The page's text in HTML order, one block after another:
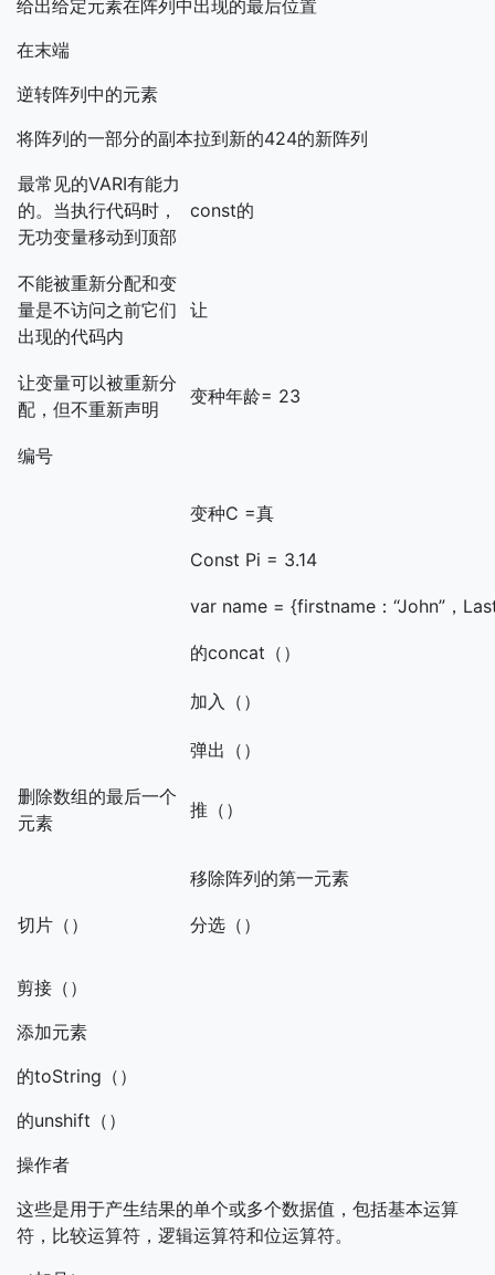
给出给定元素在阵列中出现的最后位置
在末端
逆转阵列中的元素
将阵列的一部分的副本拉到新的424的新阵列
最常见的VARI有能力
的。当执行代码时，
无功变量移动到顶部
const的
不能被重新分配和变
量是不访问之前它们
出现的代码内
让
让变量可以被重新分
配，但不重新声明
变种年龄= 23
编号
变种C =真
Const Pi = 3.14
var name = {firstname：“John”，
的concat（）
加入（）
弹出（）
删除数组的最后一个
元素
推（）
移除阵列的第一元素
切片（） 分选（）
剪接（）
添加元素
的toString（）
的unshift（）
操作者
这些是用于产生结果的单个或多个数据值，包括基本运算
符，比较运算符，逻辑运算符和位运算符。